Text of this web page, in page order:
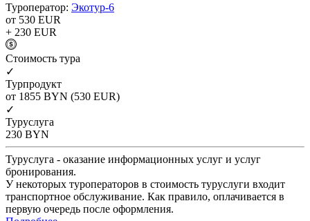
Туроператор: Экотур-6
от 530 EUR
+ 230 EUR
Cтоимость тура
✓
Турпродукт
от 1855 BYN (530 EUR)
✓
Туруслуга
230 BYN
Туруслуга - оказание информационных услуг и услуг
бронирования.
У некоторых туроператоров в стоимость туруслуги входит
транспортное обслуживание. Как правило, оплачивается в
первую очередь после оформления.